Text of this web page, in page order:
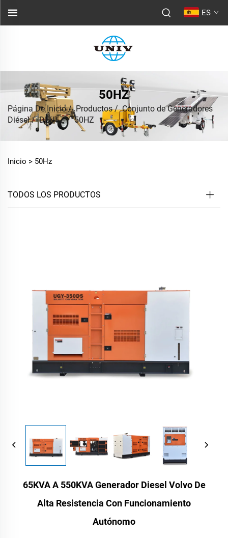
ES
50HZ
Página De Inicio/Productos/Conjunto de Generadores
Diésel/DEUTZ/50HZ
Inicio > 50Hz
TODOS LOS PRODUCTOS
65KVA A 550KVA Generador Diesel Volvo De
Alta Resistencia Con Funcionamiento
Autónomo